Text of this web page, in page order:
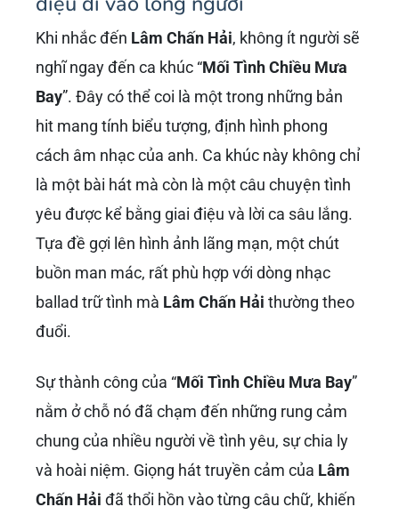
Khi nhắc đến Lâm Chấn Hải, không ít người sẽ
nghĩ ngay đến ca khúc “Mối Tình Chiều Mưa
Bay”. Đây có thể coi là một trong những bản
hit mang tính biểu tượng, định hình phong
cách âm nhạc của anh. Ca khúc này không chỉ
là một bài hát mà còn là một câu chuyện tình
yêu được kể bằng giai điệu và lời ca sâu lắng.
Tựa đề gợi lên hình ảnh lãng mạn, một chút
buồn man mác, rất phù hợp với dòng nhạc
ballad trữ tình mà Lâm Chấn Hải thường theo
đuổi.
Sự thành công của “Mối Tình Chiều Mưa Bay”
nằm ở chỗ nó đã chạm đến những rung cảm
chung của nhiều người về tình yêu, sự chia ly
và hoài niệm. Giọng hát truyền cảm của Lâm
Chấn Hải đã thổi hồn vào từng câu chữ, khiến